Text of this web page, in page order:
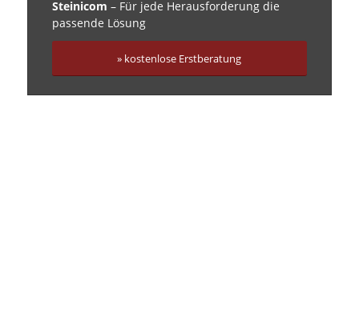
Steinicom – Für jede Herausforderung die
passende Lösung
» kostenlose Erstberatung